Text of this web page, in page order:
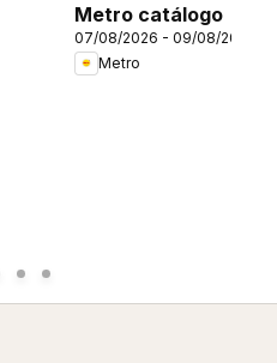
Metro catálogo
07/08/2026 - 09/08/2026
Metro